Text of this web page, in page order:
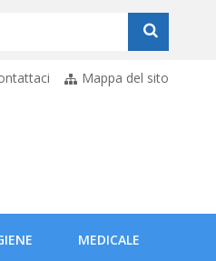
Mappa del sito
MEDICALE